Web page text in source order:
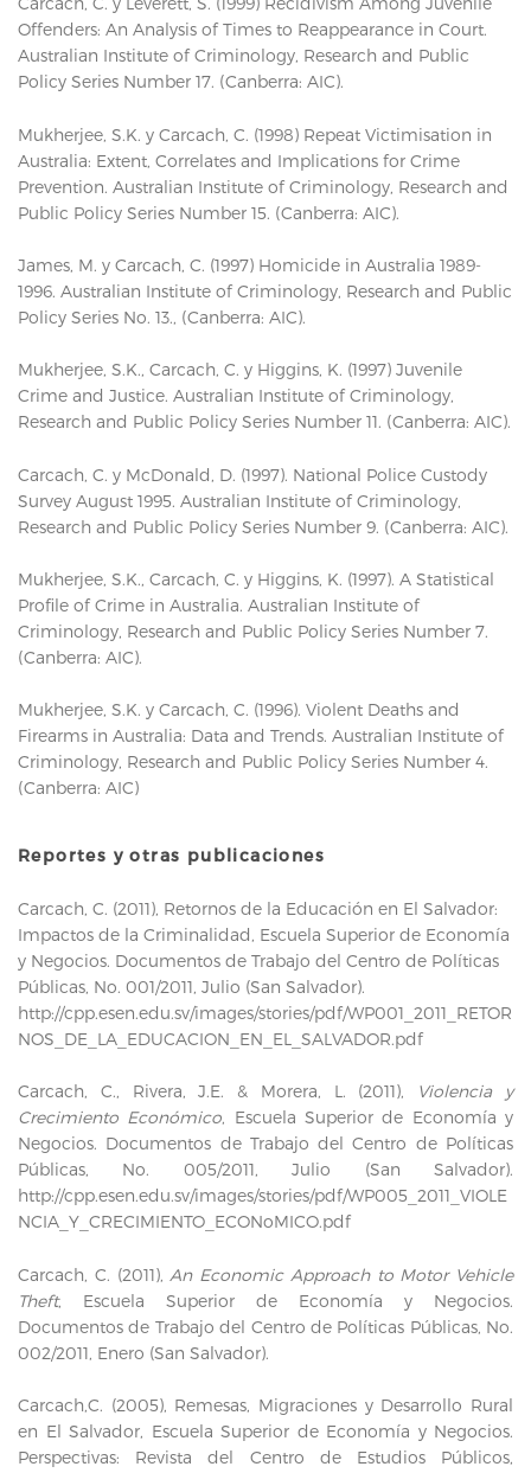
Offenders: An Analysis of Times to Reappearance in Court.
Australian Institute of Criminology, Research and Public
Policy Series Number 17. (Canberra: AIC).
Mukherjee, S.K. y Carcach, C. (1998) Repeat Victimisation in
Australia: Extent, Correlates and Implications for Crime
Prevention. Australian Institute of Criminology, Research and
Public Policy Series Number 15. (Canberra: AIC).
James, M. y Carcach, C. (1997) Homicide in Australia 1989-
1996. Australian Institute of Criminology, Research and Public
Policy Series No. 13., (Canberra: AIC).
Mukherjee, S.K., Carcach, C. y Higgins, K. (1997) Juvenile
Crime and Justice. Australian Institute of Criminology,
Research and Public Policy Series Number 11. (Canberra: AIC).
Carcach, C. y McDonald, D. (1997). National Police Custody
Survey August 1995. Australian Institute of Criminology,
Research and Public Policy Series Number 9. (Canberra: AIC).
Mukherjee, S.K., Carcach, C. y Higgins, K. (1997). A Statistical
Profile of Crime in Australia. Australian Institute of
Criminology, Research and Public Policy Series Number 7.
(Canberra: AIC).
Mukherjee, S.K. y Carcach, C. (1996). Violent Deaths and
Firearms in Australia: Data and Trends. Australian Institute of
Criminology, Research and Public Policy Series Number 4.
(Canberra: AIC)
Reportes y otras publicaciones
Carcach, C. (2011), Retornos de la Educación en El Salvador:
Impactos de la Criminalidad, Escuela Superior de Economía
y Negocios. Documentos de Trabajo del Centro de Políticas
Públicas, No. 001/2011, Julio (San Salvador).
http://cpp.esen.edu.sv/images/stories/pdf/WP001_2011_RETOR
NOS_DE_LA_EDUCACION_EN_EL_SALVADOR.pdf
Carcach, C., Rivera, J.E. & Morera, L. (2011),
Violencia y
Crecimiento Económico, Escuela Superior de Economía y
Negocios. Documentos de Trabajo del Centro de Políticas
Públicas, No. 005/2011, Julio (San Salvador).
http://cpp.esen.edu.sv/images/stories/pdf/WP005_2011_VIOLE
NCIA_Y_CRECIMIENTO_ECONoMICO.pdf
Carcach, C. (2011), An Economic Approach to Motor Vehicle
Theft, Escuela Superior de Economía y Negocios.
Documentos de Trabajo del Centro de Políticas Públicas, No.
002/2011, Enero (San Salvador).
Carcach,C. (2005), Remesas, Migraciones y Desarrollo Rural
en El Salvador, Escuela Superior de Economía y Negocios.
Perspectivas: Revista del Centro de Estudios Públicos,